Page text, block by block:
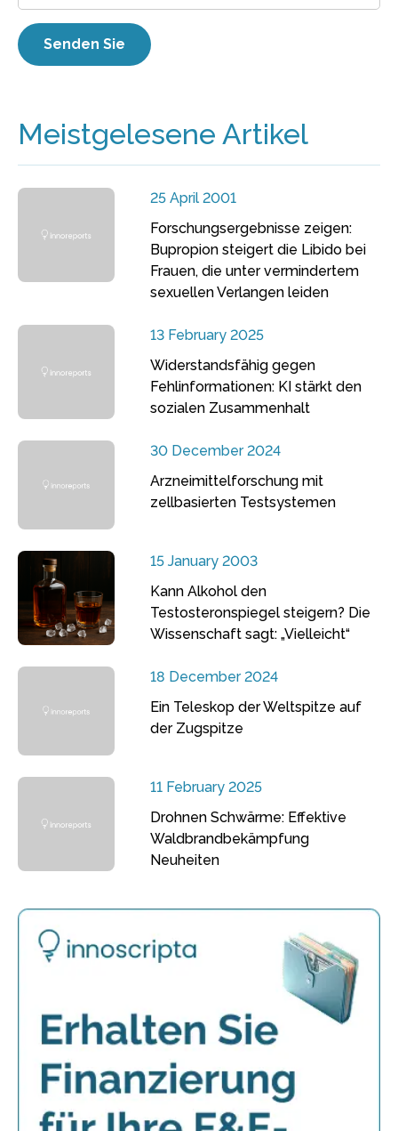
Meistgelesene Artikel
25 April 2001
Forschungsergebnisse zeigen:
Bupropion steigert die Libido bei
Frauen, die unter vermindertem
sexuellen Verlangen leiden
13 February 2025
Widerstandsfähig gegen
Fehlinformationen: KI stärkt den
sozialen Zusammenhalt
30 December 2024
Arzneimittelforschung mit
zellbasierten Testsystemen
15 January 2003
Kann Alkohol den
Testosteronspiegel steigern? Die
Wissenschaft sagt: „Vielleicht“
18 December 2024
Ein Teleskop der Weltspitze auf
der Zugspitze
11 February 2025
Drohnen Schwärme: Effektive
Waldbrandbekämpfung
Neuheiten